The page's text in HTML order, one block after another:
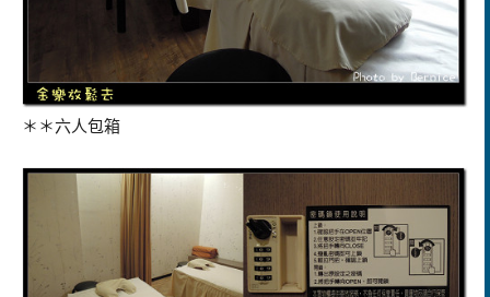
＊＊六人包箱